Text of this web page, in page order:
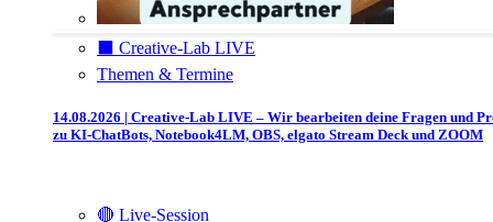
⬛️ Creative-Lab LIVE
Themen & Termine
14.08.2026 | Creative-Lab LIVE – Wir bearbeiten deine Fragen und
zu KI-ChatBots, Notebook4LM, OBS, elgato Stream Deck und ZOOM
🔴 Live-Session